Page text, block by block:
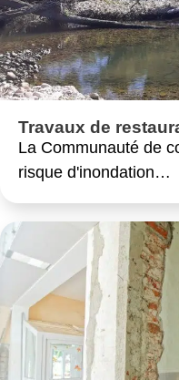
Travaux de
La Communauté de
risque d'inondation…